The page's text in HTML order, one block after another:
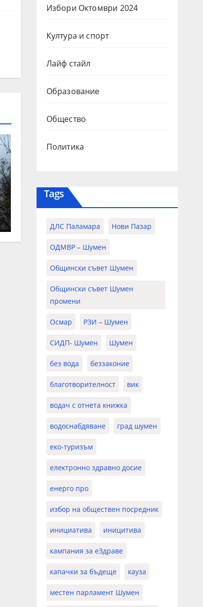
Избори Октомври 2024
Култура и спорт
Лайф стайл
Образование
Общество
Политика
Tags
ДЛС Паламара Нови Пазар
ОДМВР – Шумен
Общински съвет Шумен
Общински съвет Шумен
промени
Осмар РЗИ – Шумен
СИДП- Шумен Шумен
без вода беззаконие
благотворителност вик
водач с отнета книжка
водоснабдяване град шумен
еко-туризъм
електронно здравно досие
енерго про
избор на обществен посредник
инициатива иницитива
кампания за еЗдраве
капачки за бъдеще кауза
местен парламент Шумен